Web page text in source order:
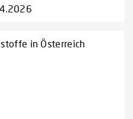
in Österreich